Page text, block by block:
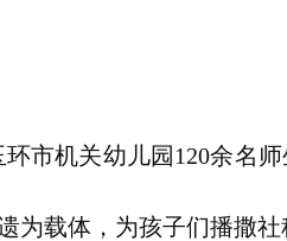
市机关幼儿园120余名
载体，为孩子们播撒社